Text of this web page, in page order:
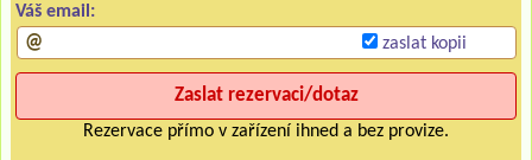
Váš email:
zaslat kopii
Rezervace přímo v zařízení ihned a bez provize.